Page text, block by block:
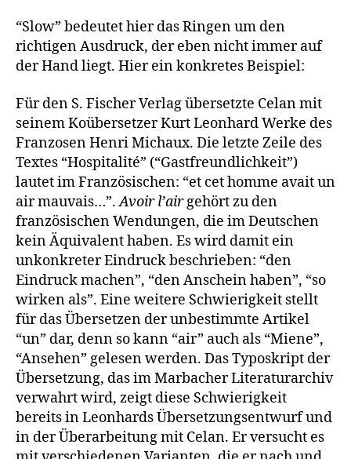
“Slow” bedeutet hier das Ringen um den
richtigen Ausdruck, der eben nicht immer auf
der Hand liegt. Hier ein konkretes Beispiel:
Für den S. Fischer Verlag übersetzte Celan mit
seinem Koübersetzer Kurt Leonhard Werke des
Franzosen Henri Michaux. Die letzte Zeile des
Textes “Hospitalité” (“Gastfreundlichkeit”)
lautet im Französischen: “et cet homme avait un
air mauvais…”.Avoir l’airgehört zu den
französischen Wendungen, die im Deutschen
kein Äquivalent haben. Es wird damit ein
unkonkreter Eindruck beschrieben: “den
Eindruck machen”, “den Anschein haben”, “so
wirken als”. Eine weitere Schwierigkeit stellt
für das Übersetzen der unbestimmte Artikel
“un” dar, denn so kann “air” auch als “Miene”,
“Ansehen” gelesen werden. Das Typoskript der
Übersetzung, das im Marbacher Literaturarchiv
verwahrt wird, zeigt diese Schwierigkeit
bereits in Leonhards Übersetzungsentwurf und
in der Überarbeitung mit Celan. Er versucht es